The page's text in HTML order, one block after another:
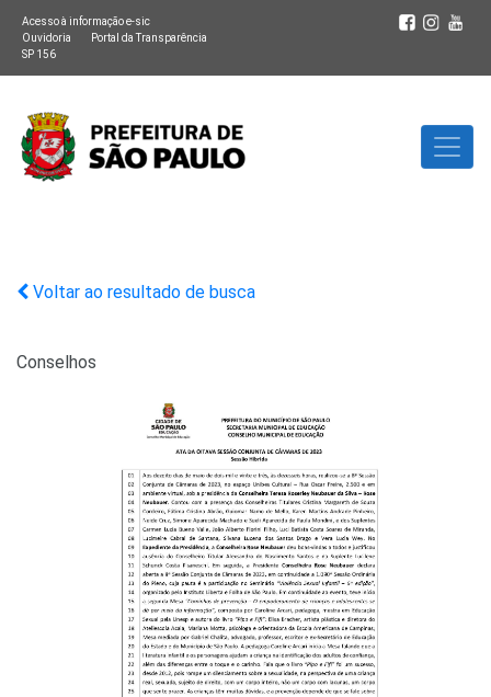
Acesso à informação e-sic
Ouvidoria
Portal da Transparência
SP 156
Voltar ao resultado de busca
Conselhos